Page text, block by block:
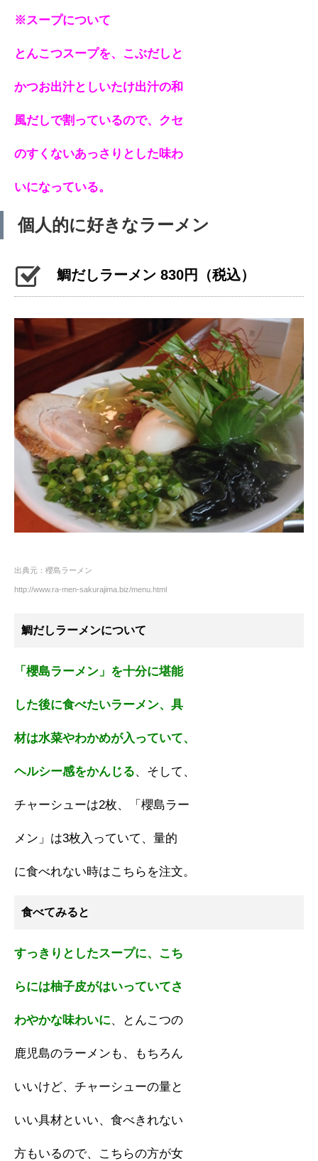
※スープについて
とんこつスープを、こぶだしと
かつお出汁としいたけ出汁の和
風だしで割っているので、クセ
のすくないあっさりとした味わ
いになっている。
個人的に好きなラーメン
鯛だしラーメン 830円（税込）
出典元：櫻島ラーメン
http://www.ra-men-sakurajima.biz/menu.html
鯛だしラーメンについて
「櫻島ラーメン」を十分に堪能
した後に食べたいラーメン、具
材は水菜やわかめが入っていて、
ヘルシー感をかんじる、そして、
チャーシューは2枚、「櫻島ラー
メン」は3枚入っていて、量的
に食べれない時はこちらを注文。
食べてみると
すっきりとしたスープに、こち
らには柚子皮がはいっていてさ
わやかな味わいに、とんこつの
鹿児島のラーメンも、もちろん
いいけど、チャーシューの量と
いい具材といい、食べきれない
方もいるので、こちらの方が女